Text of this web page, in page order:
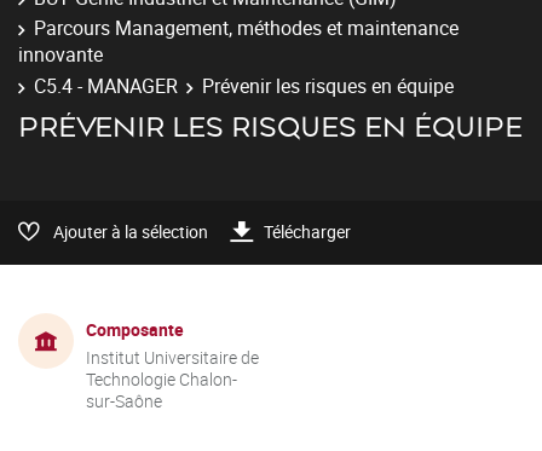
Parcours Management, méthodes et maintenance
innovante
C5.4 - MANAGER
Prévenir les risques en équipe
PRÉVENIR LES RISQUES EN ÉQUIPE
Ajouter à la sélection Télécharger
Composante
Institut Universitaire de
Technologie Chalon-
sur-Saône